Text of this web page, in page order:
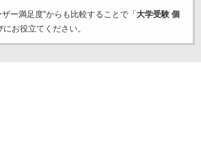
ー満足度”からも比較することで「 大学受験 個
にお役立てください。